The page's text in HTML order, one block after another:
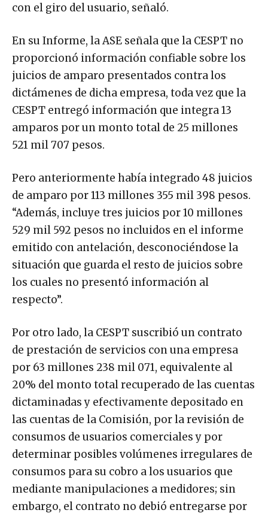
con el giro del usuario, señaló.
En su Informe, la ASE señala que la CESPT no
proporcionó información confiable sobre los
juicios de amparo presentados contra los
dictámenes de dicha empresa, toda vez que la
CESPT entregó información que integra 13
amparos por un monto total de 25 millones
521 mil 707 pesos.
Pero anteriormente había integrado 48 juicios
de amparo por 113 millones 355 mil 398 pesos.
“Además, incluye tres juicios por 10 millones
529 mil 592 pesos no incluidos en el informe
emitido con antelación, desconociéndose la
situación que guarda el resto de juicios sobre
los cuales no presentó información al
respecto”.
Por otro lado, la CESPT suscribió un contrato
de prestación de servicios con una empresa
por 63 millones 238 mil 071, equivalente al
20% del monto total recuperado de las cuentas
dictaminadas y efectivamente depositado en
las cuentas de la Comisión, por la revisión de
consumos de usuarios comerciales y por
determinar posibles volúmenes irregulares de
consumos para su cobro a los usuarios que
mediante manipulaciones a medidores; sin
embargo, el contrato no debió entregarse por